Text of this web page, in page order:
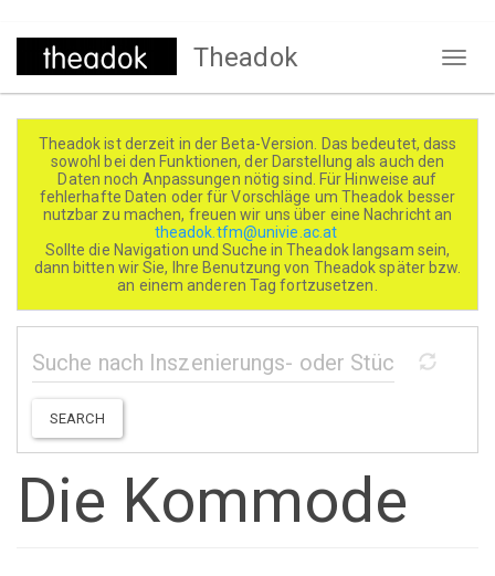
Direkt
Theadok
Theadok ist derzeit in der Beta-Version. Das bedeutet, dass
sowohl bei den Funktionen, der Darstellung als auch den
Daten noch Anpassungen nötig sind. Für Hinweise auf
fehlerhafte Daten oder für Vorschläge um Theadok besser
nutzbar zu machen, freuen wir uns über eine Nachricht an
theadok.tfm@univie.ac.at
Sollte die Navigation und Suche in Theadok langsam sein,
dann bitten wir Sie, Ihre Benutzung von Theadok später bzw.
an einem anderen Tag fortzusetzen.
SEARCH
Die Kommode